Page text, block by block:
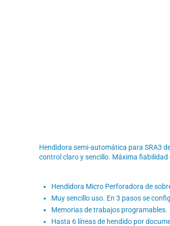
Hendidora semi-automática para SRA3
control claro y sencillo. Máxima fiabilidad
Hendidora Micro Perforadora de
Muy sencillo uso. En 3 pasos se
Memorias de trabajos programables.
Hasta 6 líneas de hendido por